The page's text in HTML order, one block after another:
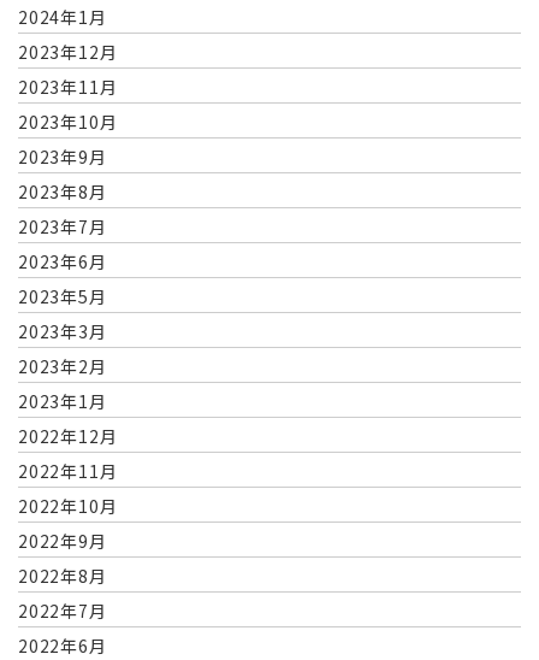
2024年1月
2023年12月
2023年11月
2023年10月
2023年9月
2023年8月
2023年7月
2023年6月
2023年5月
2023年3月
2023年2月
2023年1月
2022年12月
2022年11月
2022年10月
2022年9月
2022年8月
2022年7月
2022年6月